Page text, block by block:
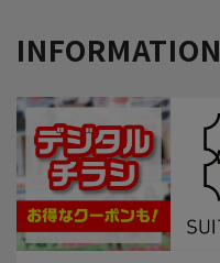
INFORMATION